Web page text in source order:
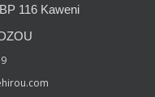
116 Kaweni